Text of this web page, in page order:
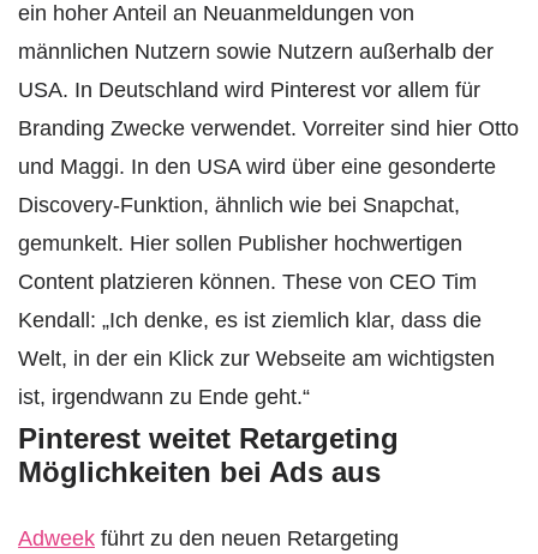
ein hoher Anteil an Neuanmeldungen von
männlichen Nutzern sowie Nutzern außerhalb der
USA. In Deutschland wird Pinterest vor allem für
Branding Zwecke verwendet. Vorreiter sind hier Otto
und Maggi. In den USA wird über eine gesonderte
Discovery-Funktion, ähnlich wie bei Snapchat,
gemunkelt. Hier sollen Publisher hochwertigen
Content platzieren können. These von CEO Tim
Kendall: „Ich denke, es ist ziemlich klar, dass die
Welt, in der ein Klick zur Webseite am wichtigsten
ist, irgendwann zu Ende geht.“
Pinterest weitet Retargeting
Möglichkeiten bei Ads aus
Adweek führt zu den neuen Retargeting